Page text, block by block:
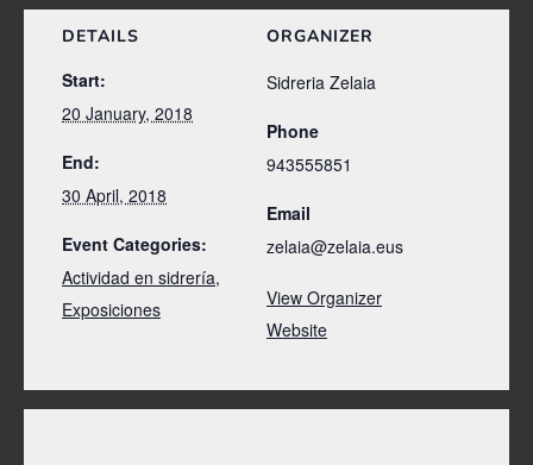
DETAILS
Start:
20 January, 2018
End:
30 April, 2018
Event Categories:
Actividad en sidrería,
Exposiciones
ORGANIZER
Sidreria Zelaia
Phone
943555851
Email
zelaia@zelaia.eus
View Organizer
Website